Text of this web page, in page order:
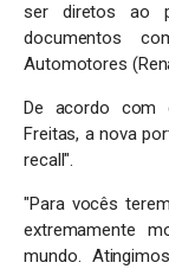
ser diretos ao
documentos
Automotores
De acordo com
Freitas, a nova
recall".
"Para vocês
extremamente
mundo.